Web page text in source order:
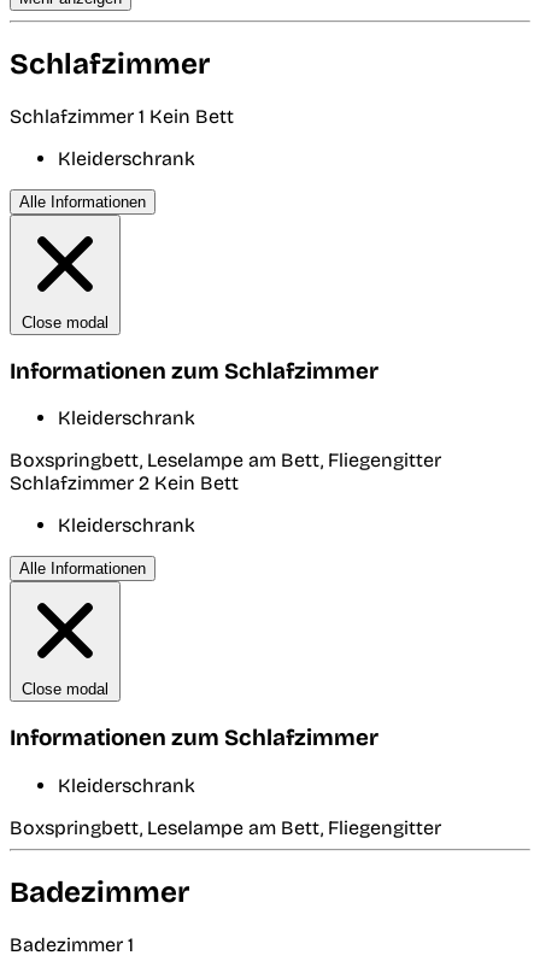
Schlafzimmer
Schlafzimmer 1 Kein Bett
Kleiderschrank
Alle Informationen
Close modal
Informationen zum Schlafzimmer
Kleiderschrank
Boxspringbett, Leselampe am Bett, Fliegengitter
Schlafzimmer 2 Kein Bett
Kleiderschrank
Alle Informationen
Close modal
Informationen zum Schlafzimmer
Kleiderschrank
Boxspringbett, Leselampe am Bett, Fliegengitter
Badezimmer
Badezimmer 1